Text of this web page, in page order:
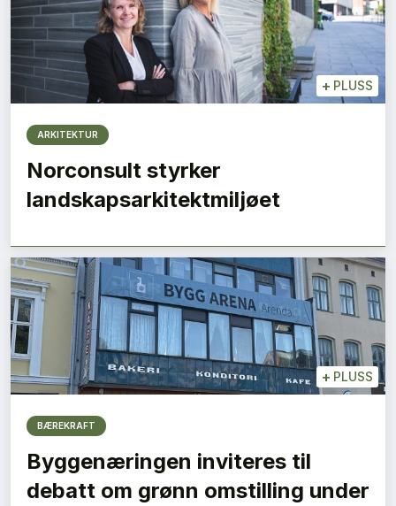
+ PLUSS
ARKITEKTUR
Norconsult styrker
landskapsarkitektmiljøet
+ PLUSS
BÆREKRAFT
Byggenæringen inviteres til
debatt om grønn omstilling under